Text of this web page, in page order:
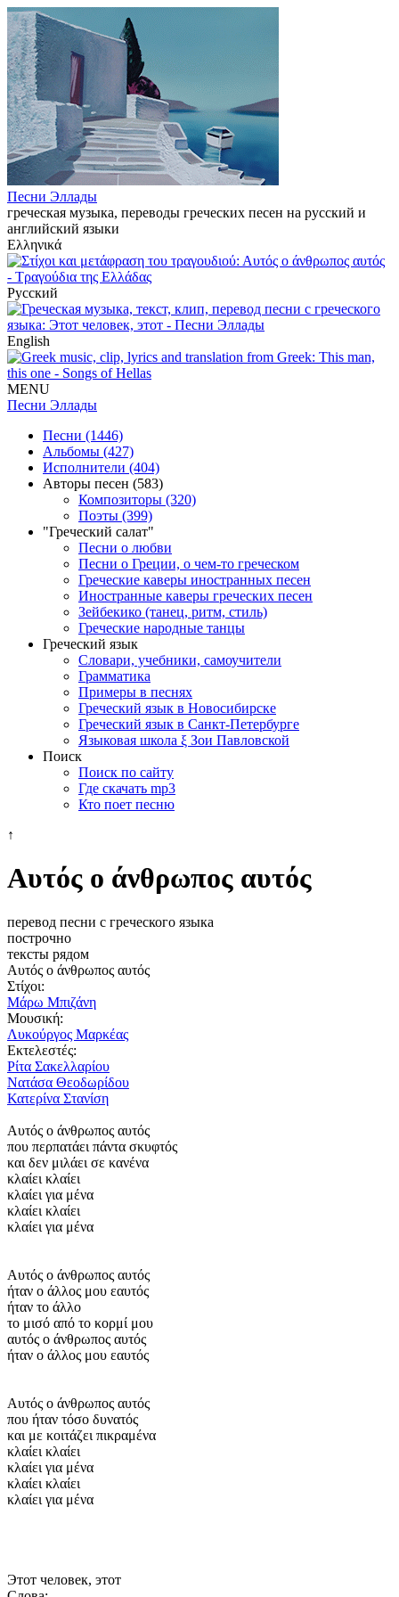
Песни Эллады
греческая музыка, переводы греческих песен на русский и
английский языки
Ελληνικά
Русский
English
MENU
Песни Эллады
Песни (1446)
Альбомы (427)
Исполнители (404)
Авторы песен (583)
Композиторы (320)
Поэты (399)
"Греческий салат"
Песни о любви
Песни о Греции, о чем-то греческом
Греческие каверы иностранных песен
Иностранные каверы греческих песен
Зейбекико (танец, ритм, стиль)
Греческие народные танцы
Греческий язык
Словари, учебники, самоучители
Грамматика
Примеры в песнях
Греческий язык в Новосибирске
Греческий язык в Санкт-Петербурге
Языковая школа ξ Зои Павловской
Поиск
Поиск по сайту
Где скачать mp3
Кто поет песню
↑
Αυτός ο άνθρωπος αυτός
перевод песни с греческого языка
построчно
тексты рядом
Αυτός ο άνθρωπος αυτός
Στίχοι:
Μάρω Μπιζάνη
Μουσική:
Λυκούργος Μαρκέας
Εκτελεστές:
Ρίτα Σακελλαρίου
Νατάσα Θεοδωρίδου
Κατερίνα Στανίση
Αυτός ο άνθρωπος αυτός
που περπατάει πάντα σκυφτός
και δεν μιλάει σε κανένα
κλαίει κλαίει
κλαίει για μένα
κλαίει κλαίει
κλαίει για μένα
Αυτός ο άνθρωπος αυτός
ήταν ο άλλος μου εαυτός
ήταν το άλλο
το μισό από το κορμί μου
αυτός ο άνθρωπος αυτός
ήταν ο άλλος μου εαυτός
Αυτός ο άνθρωπος αυτός
που ήταν τόσο δυνατός
και με κοιτάζει πικραμένα
κλαίει κλαίει
κλαίει για μένα
κλαίει κλαίει
κλαίει για μένα
Этот человек, этот